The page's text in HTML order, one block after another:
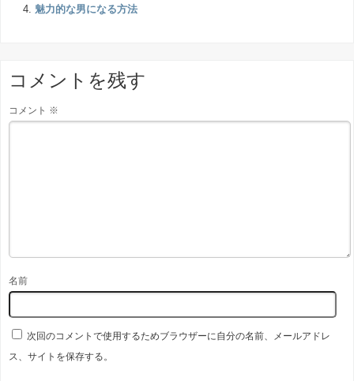
魅力的な男になる方法
コメントを残す
コメント ※
名前
次回のコメントで使用するためブラウザーに自分の名前、メールアドレ
ス、サイトを保存する。